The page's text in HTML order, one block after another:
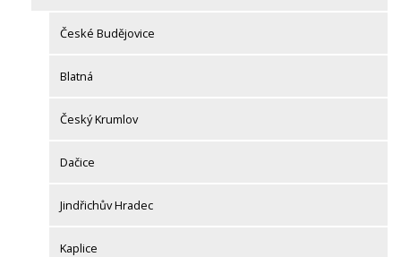
České Budějovice
Blatná
Český Krumlov
Dačice
Jindřichův Hradec
Kaplice